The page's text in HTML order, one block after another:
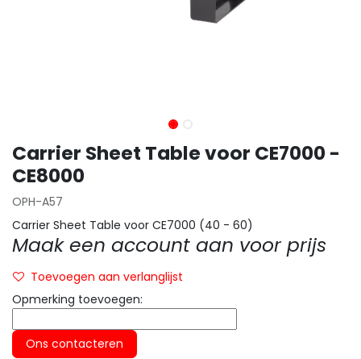
Carrier Sheet Table voor CE7000 -
CE8000
OPH-A57
Carrier Sheet Table voor CE7000 (40 - 60)
Maak een account aan voor prijs
Toevoegen aan verlanglijst
Opmerking toevoegen:
Ons contacteren